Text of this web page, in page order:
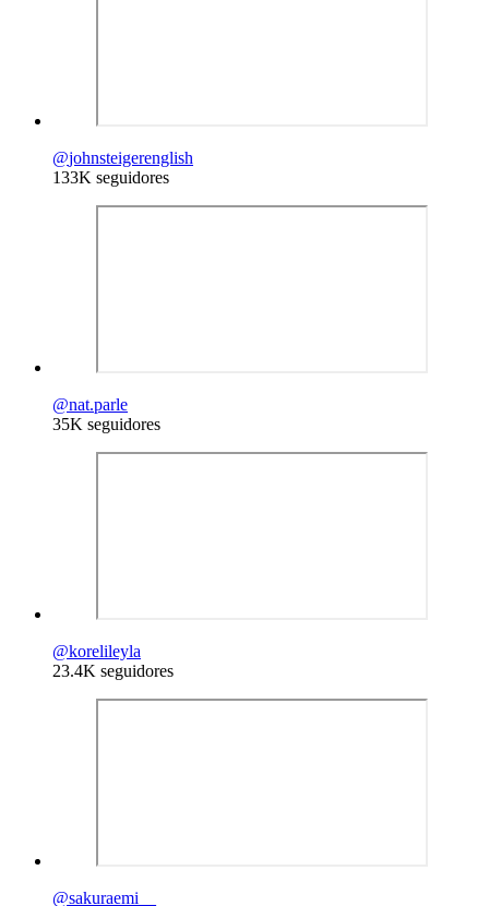
@johnsteigerenglish
133K seguidores
@nat.parle
35K seguidores
@korelileyla
23.4K seguidores
@sakuraemi__